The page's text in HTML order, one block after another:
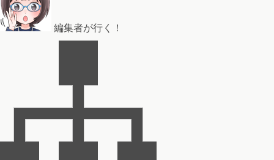
編集者が行く！